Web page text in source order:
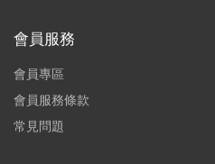
會員服務
會員專區
會員服務條款
常見問題